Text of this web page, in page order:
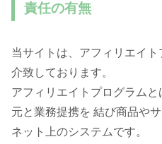
責任の有無
当サイトは、アフィリエイ
介致しております。
アフィリエイトプログラム
元と業務提携を 結び商品や
ネット上のシステムです。